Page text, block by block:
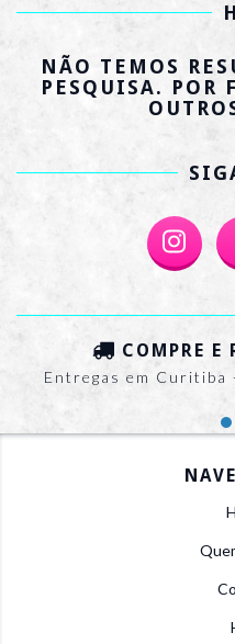
NÃO TEMOS
PESQUISA. POR
COMPRE E
Entregas em Curitiba